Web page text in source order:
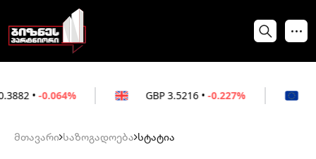
3.5216 • -0.227% 3.0212
მთავარი საზოგადოება სტატია